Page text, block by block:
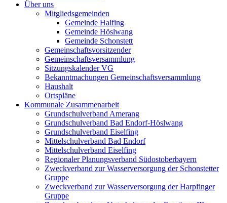
Über uns
Mitgliedsgemeinden
Gemeinde Halfing
Gemeinde Höslwang
Gemeinde Schonstett
Gemeinschaftsvorsitzender
Gemeinschaftsversammlung
Sitzungskalender VG
Bekanntmachungen Gemeinschaftsversammlung
Haushalt
Ortspläne
Kommunale Zusammenarbeit
Grundschulverband Amerang
Grundschulverband Bad Endorf-Höslwang
Grundschulverband Eiselfing
Mittelschulverband Bad Endorf
Mittelschulverband Eiselfing
Regionaler Planungsverband Südostoberbayern
Zweckverband zur Wasserversorgung der Schonstetter
Gruppe
Zweckverband zur Wasserversorgung der Harpfinger
Gruppe